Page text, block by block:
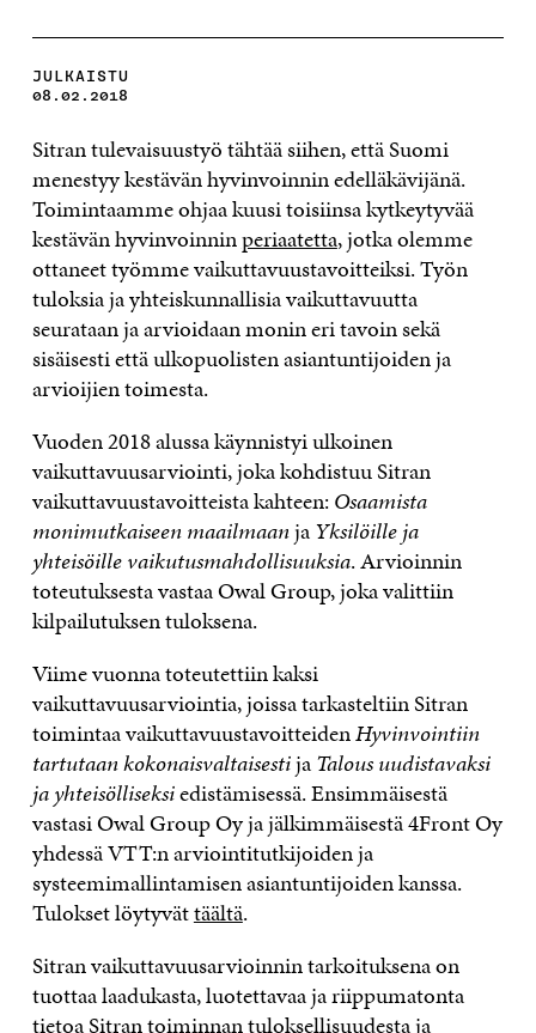
JULKAISTU
08.02.2018
Sitran tulevaisuustyö tähtää siihen, että Suomi
menestyy kestävän hyvinvoinnin edelläkävijänä.
Toimintaamme ohjaa kuusi toisiinsa kytkeytyvää
kestävän hyvinvoinninperiaatetta, jotka olemme
ottaneet työmme vaikuttavuustavoitteiksi. Työn
tuloksia ja yhteiskunnallisia vaikuttavuutta
seurataan ja arvioidaan monin eri tavoin sekä
sisäisesti että ulkopuolisten asiantuntijoiden ja
arvioijien toimesta.
Vuoden 2018 alussa käynnistyi ulkoinen
vaikuttavuusarviointi, joka kohdistuu Sitran
vaikuttavuustavoitteista kahteen:Osaamista
monimutkaiseen maailmaanjaYksilöille ja
yhteisöille vaikutusmahdollisuuksia. Arvioinnin
toteutuksesta vastaa Owal Group, joka valittiin
kilpailutuksen tuloksena.
Viime vuonna toteutettiin kaksi
vaikuttavuusarviointia, joissa tarkasteltiin Sitran
toimintaa vaikuttavuustavoitteidenHyvinvointiin
tartutaan kokonaisvaltaisestijaTalous uudistavaksi
ja yhteisölliseksiedistämisessä. Ensimmäisestä
vastasi Owal Group Oy ja jälkimmäisestä 4Front Oy
yhdessä VTT:n arviointitutkijoiden ja
systeemimallintamisen asiantuntijoiden kanssa.
Tulokset löytyvättäältä.
Sitran vaikuttavuusarvioinnin tarkoituksena on
tuottaa laadukasta, luotettavaa ja riippumatonta
tietoa Sitran toiminnan tuloksellisuudesta ja